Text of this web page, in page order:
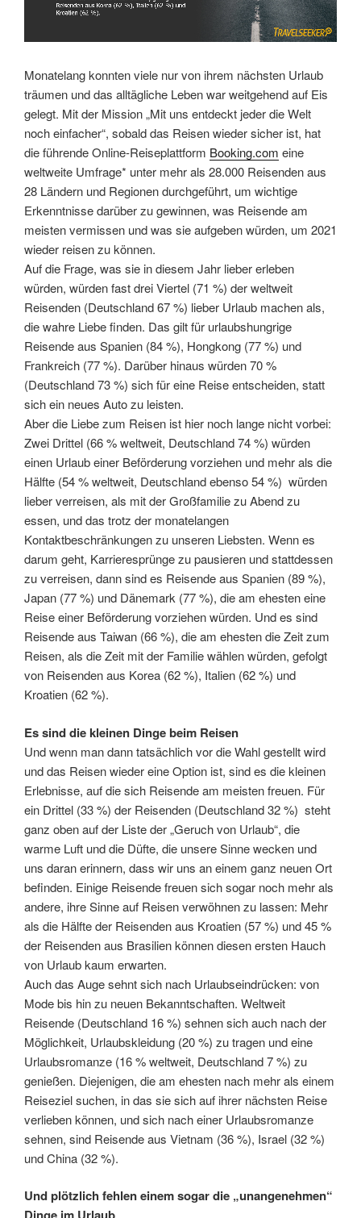
Monatelang konnten viele nur von ihrem nächsten Urlaub
träumen und das alltägliche Leben war weitgehend auf Eis
gelegt. Mit der Mission „Mit uns entdeckt jeder die Welt
noch einfacher“, sobald das Reisen wieder sicher ist, hat
die führende Online-Reiseplattform Booking.com eine
weltweite Umfrage* unter mehr als 28.000 Reisenden aus
28 Ländern und Regionen durchgeführt, um wichtige
Erkenntnisse darüber zu gewinnen, was Reisende am
meisten vermissen und was sie aufgeben würden, um 2021
wieder reisen zu können.
Auf die Frage, was sie in diesem Jahr lieber erleben
würden, würden fast drei Viertel (71 %) der weltweit
Reisenden (Deutschland 67 %) lieber Urlaub machen als,
die wahre Liebe finden. Das gilt für urlaubshungrige
Reisende aus Spanien (84 %), Hongkong (77 %) und
Frankreich (77 %). Darüber hinaus würden 70 %
(Deutschland 73 %) sich für eine Reise entscheiden, statt
sich ein neues Auto zu leisten.
Aber die Liebe zum Reisen ist hier noch lange nicht vorbei:
Zwei Drittel (66 % weltweit, Deutschland 74 %) würden
einen Urlaub einer Beförderung vorziehen und mehr als die
Hälfte (54 % weltweit, Deutschland ebenso 54 %) würden
lieber verreisen, als mit der Großfamilie zu Abend zu
essen, und das trotz der monatelangen
Kontaktbeschränkungen zu unseren Liebsten. Wenn es
darum geht, Karrieresprünge zu pausieren und stattdessen
zu verreisen, dann sind es Reisende aus Spanien (89 %),
Japan (77 %) und Dänemark (77 %), die am ehesten eine
Reise einer Beförderung vorziehen würden. Und es sind
Reisende aus Taiwan (66 %), die am ehesten die Zeit zum
Reisen, als die Zeit mit der Familie wählen würden, gefolgt
von Reisenden aus Korea (62 %), Italien (62 %) und
Kroatien (62 %).
Es sind die kleinen Dinge beim Reisen
Und wenn man dann tatsächlich vor die Wahl gestellt wird
und das Reisen wieder eine Option ist, sind es die kleinen
Erlebnisse, auf die sich Reisende am meisten freuen. Für
ein Drittel (33 %) der Reisenden (Deutschland 32 %) steht
ganz oben auf der Liste der „Geruch von Urlaub“, die
warme Luft und die Düfte, die unsere Sinne wecken und
uns daran erinnern, dass wir uns an einem ganz neuen Ort
befinden. Einige Reisende freuen sich sogar noch mehr als
andere, ihre Sinne auf Reisen verwöhnen zu lassen: Mehr
als die Hälfte der Reisenden aus Kroatien (57 %) und 45 %
der Reisenden aus Brasilien können diesen ersten Hauch
von Urlaub kaum erwarten.
Auch das Auge sehnt sich nach Urlaubseindrücken: von
Mode bis hin zu neuen Bekanntschaften. Weltweit
Reisende (Deutschland 16 %) sehnen sich auch nach der
Möglichkeit, Urlaubskleidung (20 %) zu tragen und eine
Urlaubsromanze (16 % weltweit, Deutschland 7 %) zu
genießen. Diejenigen, die am ehesten nach mehr als einem
Reiseziel suchen, in das sie sich auf ihrer nächsten Reise
verlieben können, und sich nach einer Urlaubsromanze
sehnen, sind Reisende aus Vietnam (36 %), Israel (32 %)
und China (32 %).
Und plötzlich fehlen einem sogar die „unangenehmen“